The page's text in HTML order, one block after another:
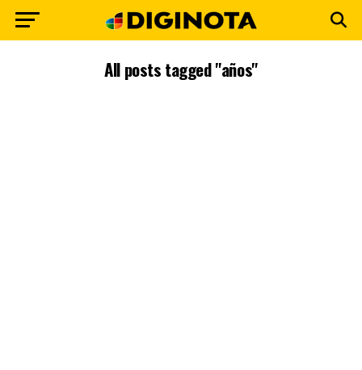
All posts tagged "años"